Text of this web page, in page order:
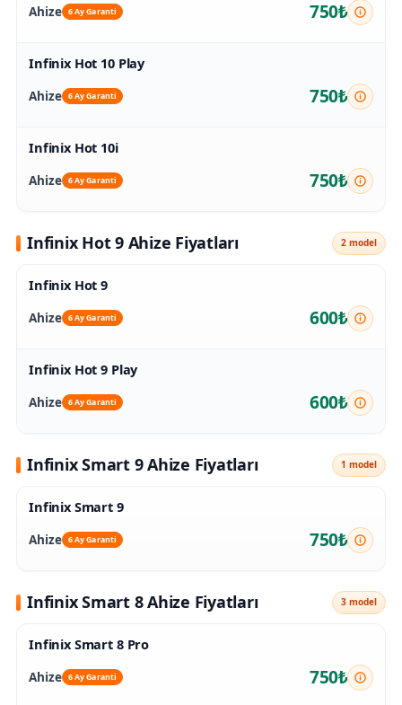
Ahize 6 Ay Garanti 750₺
Infinix Hot 10 Play
Ahize 6 Ay Garanti 750₺
Infinix Hot 10i
Ahize 6 Ay Garanti 750₺
Infinix Hot 9 Ahize Fiyatları 2 model
Infinix Hot 9
Ahize 6 Ay Garanti 600₺
Infinix Hot 9 Play
Ahize 6 Ay Garanti 600₺
Infinix Smart 9 Ahize Fiyatları 1 model
Infinix Smart 9
Ahize 6 Ay Garanti 750₺
Infinix Smart 8 Ahize Fiyatları 3 model
Infinix Smart 8 Pro
Ahize 6 Ay Garanti 750₺